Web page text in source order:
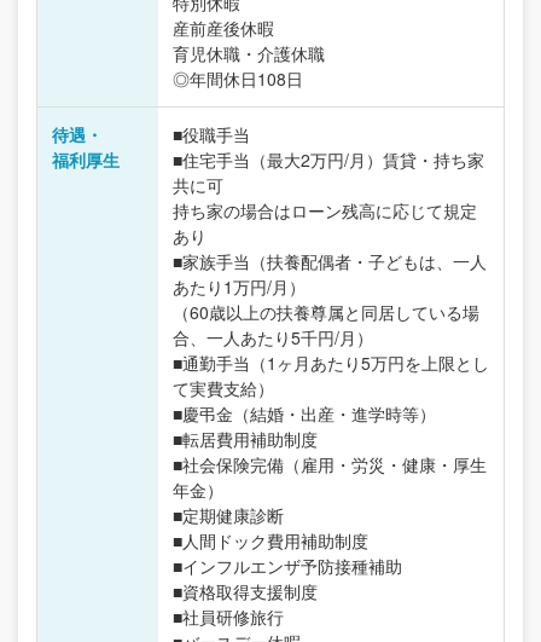
産前産後休暇
育児休職・介護休職
◎年間休日108日
待遇・
福利厚生
■役職手当
■住宅手当（最大2万円/月）賃貸・持ち家
共に可
持ち家の場合はローン残高に応じて規定
あり
■家族手当（扶養配偶者・子どもは、一人
あたり1万円/月）
（60歳以上の扶養尊属と同居している場
合、一人あたり5千円/月）
■通勤手当（1ヶ月あたり5万円を上限とし
て実費支給）
■慶弔金（結婚・出産・進学時等）
■転居費用補助制度
■社会保険完備（雇用・労災・健康・厚生
年金）
■定期健康診断
■人間ドック費用補助制度
■インフルエンザ予防接種補助
■資格取得支援制度
■社員研修旅行